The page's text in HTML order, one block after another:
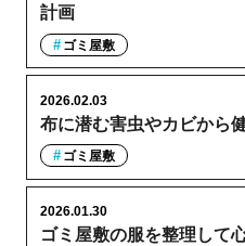
計画
ゴミ屋敷
布に潜む害虫やカビから
2026.02.03
ゴミ屋敷
ゴミ屋敷の服を整理して
2026.01.30